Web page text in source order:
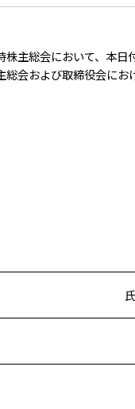
主総会において、本
会および取締役会に